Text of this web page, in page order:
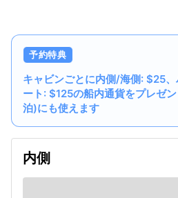
予約特典
キャビンごとに内側/海側: $25
ート: $125の船内通貨をプレゼ
泊)にも使えます
内側